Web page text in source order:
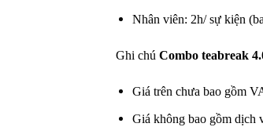
Nhân viên: 2h/ sự kiện
Ghi chú Combo teabreak
Giá trên chưa bao gồm
Giá không bao gồm dịch